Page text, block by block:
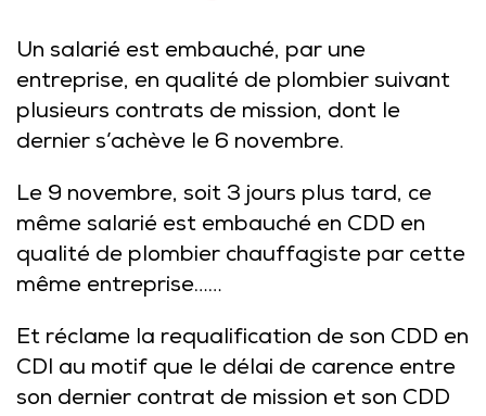
Un salarié est embauché, par une
entreprise, en qualité de plombier suivant
plusieurs contrats de mission, dont le
dernier s’achève le 6 novembre.
Le 9 novembre, soit 3 jours plus tard, ce
même salarié est embauché en CDD en
qualité de plombier chauffagiste par cette
même entreprise……
Et réclame la requalification de son CDD en
CDI au motif que le délai de carence entre
son dernier contrat de mission et son CDD